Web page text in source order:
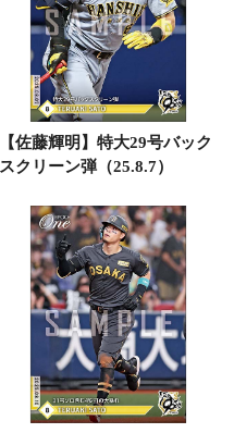
【佐藤輝明】特大29号バック
スクリーン弾（25.8.7）